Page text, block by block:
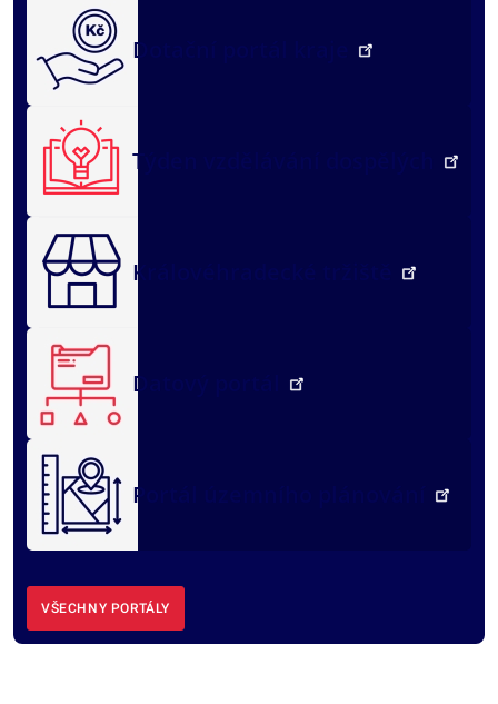
Dotační portál kraje
Týden vzdělávání dospělých
Královéhradecké tržiště
Datový portál
Portál územního plánování
VŠECHNY PORTÁLY